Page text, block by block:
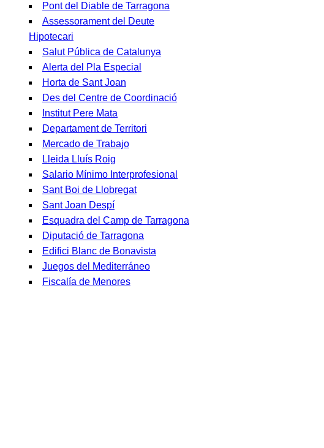
Pont del Diable de Tarragona
Assessorament del Deute
Hipotecari
Salut Pública de Catalunya
Alerta del Pla Especial
Horta de Sant Joan
Des del Centre de Coordinació
Institut Pere Mata
Departament de Territori
Mercado de Trabajo
Lleida Lluís Roig
Salario Mínimo Interprofesional
Sant Boi de Llobregat
Sant Joan Despí
Esquadra del Camp de Tarragona
Diputació de Tarragona
Edifici Blanc de Bonavista
Juegos del Mediterráneo
Fiscalía de Menores